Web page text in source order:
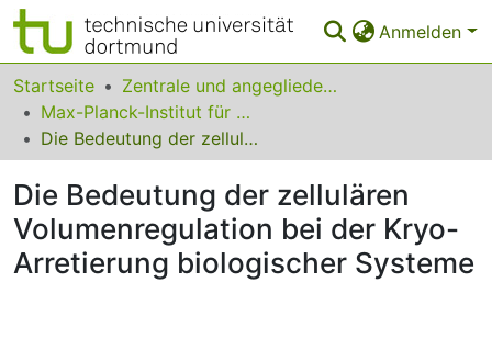
Anmelden
Bereiche & Sammlungen
Das gesamte Repositorium
FAQ
Leitlinien
Startseite
Zentrale und angegliederte Institute
Max-Planck-Institut für molekulare Physiologie
Die Bedeutung der zellulären Volumenregulation bei der Kryo-Arretierung biologischer Systeme
Die Bedeutung der zellulären
Volumenregulation bei der Kryo-
Arretierung biologischer Systeme